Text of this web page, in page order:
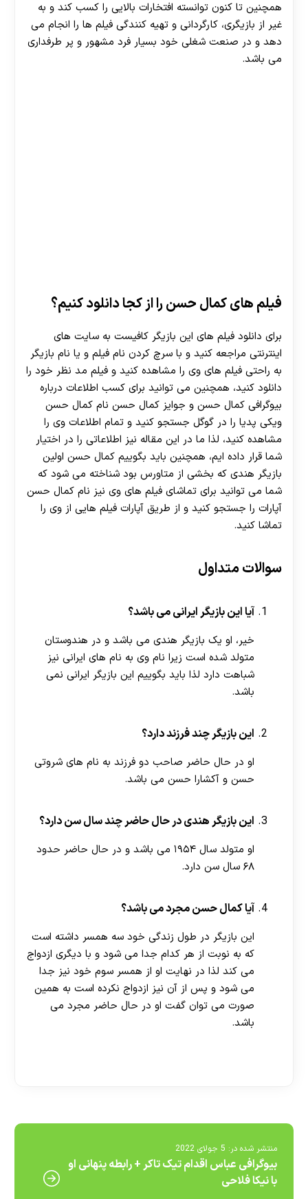
همچنین تا کنون توانسته افتخارات بالایی را کسب کند و به
غیر از بازیگری، کارگردانی و تهیه کنندگی فیلم ها را انجام می
دهد و در صنعت شغلی خود بسیار فرد مشهور و پر طرفداری
می باشد.
فیلم های کمال حسن را از کجا دانلود کنیم؟
برای دانلود فیلم های این بازیگر کافیست به سایت های
اینترنتی مراجعه کنید و با سرچ کردن نام فیلم و یا نام بازیگر
به راحتی فیلم های وی را مشاهده کنید و فیلم مد نظر خود را
دانلود کنید، همچنین می توانید برای کسب اطلاعات درباره
بیوگرافی کمال حسن و جوایز کمال حسن نام کمال حسن
ویکی پدیا را در گوگل جستجو کنید و تمام اطلاعات وی را
مشاهده کنید، لذا ما در این مقاله نیز اطلاعاتی را در اختیار
شما قرار داده ایم، همچنین باید بگوییم کمال حسن اولین
بازیگر هندی که بخشی از متاورس بود شناخته می شود که
شما می توانید برای تماشای فیلم های وی نیز نام کمال حسن
آپارات را جستجو کنید و از طریق آپارات فیلم هایی از وی را
تماشا کنید.
سوالات متداول
آیا این بازیگر ایرانی می باشد؟
خیر، او یک بازیگر هندی می باشد و در هندوستان
متولد شده است زیرا نام وی به نام های ایرانی نیز
شباهت دارد لذا باید بگوییم این بازیگر ایرانی نمی
باشد.
این بازیگر چند فرزند دارد؟
او در حال حاضر صاحب دو فرزند به نام های شروتی
حسن و آکشارا حسن می باشد.
این بازیگر هندی در حال حاضر چند سال سن دارد؟
او متولد سال ۱۹۵۴ می باشد و در حال حاضر حدود
۶۸ سال سن دارد.
آیا کمال حسن مجرد می باشد؟
این بازیگر در طول زندگی خود سه همسر داشته است
که به نوبت از هر کدام جدا می شود و با دیگری ازدواج
می کند لذا در نهایت او از همسر سوم خود نیز جدا
می شود و پس از آن نیز ازدواج نکرده است به همین
صورت می توان گفت او در حال حاضر مجرد می
باشد.
منتشر شده در: 5 جولای 2022
بیوگرافی عباس اقدام تیک تاکر + رابطه پنهانی او
با نیکا فلاحی